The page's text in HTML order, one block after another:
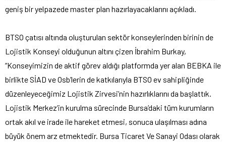
geniş bir yelpazede master plan hazırlayacaklarını açıkladı.
BTSO çatısı altında oluşturulan sektör konseylerinden birinin de
Lojistik Konseyi olduğunun altını çizen İbrahim Burkay,
“Konseyimizin de aktif görev aldığı platformda yer alan BEBKA ile
birlikte SİAD ve Osb’lerin de katkılarıyla BTSO ev sahipliğinde
düzenleyeceğimiz Lojistik Zirvesi’nin hazırlıklarını da başlattık.
Lojistik Merkez’in kurulma sürecinde Bursa’daki tüm kurumların
ortak akıl ve irade ile hareket etmesi, sonuca ulaşılması adına
büyük önem arz etmektedir. Bursa Ticaret Ve Sanayi Odası olarak